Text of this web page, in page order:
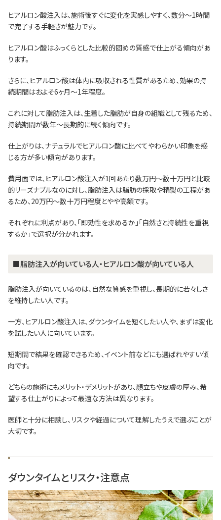
ヒアルロン酸注入は、施術後すぐに変化を実感しやすく、数分〜1時間
で完了する手軽さが魅力です。
ヒアルロン酸はふっくらとした比較的固めの質感で仕上がる傾向があ
ります。
さらに、ヒアルロン酸は体内に吸収される性質があるため、効果の持
続期間はおよそ6ヶ月〜1年程度。
これに対して脂肪注入は、生着した脂肪が自身の組織として残るため、
持続期間が数年〜長期的に続く傾向です。
仕上がりは、ナチュラルでヒアルロン酸に比べてやわらかい印象を感
じる方が多い傾向があります。
費用面では、ヒアルロン酸注入が1回あたり数万円〜数十万円と比較
的リーズナブルなのに対し、脂肪注入は脂肪の採取や精製の工程があ
るため、20万円〜数十万円程度とやや高額です。
それぞれに利点があり、「即効性を求めるか」「自然さと持続性を重視
するか」で選択が分かれます。
■脂肪注入が向いている人・ヒアルロン酸が向いている人
脂肪注入が向いているのは、自然な質感を重視し、長期的に若々しさ
を維持したい人です。
一方、ヒアルロン酸注入は、ダウンタイムを短くしたい人や、まずは変化
を試したい人に向いています。
短期間で結果を確認できるため、イベント前などにも選ばれやすい傾
向です。
どちらの施術にもメリット・デメリットがあり、顔立ちや皮膚の厚み、希
望する仕上がりによって最適な方法は異なります。
医師と十分に相談し、リスクや経過について理解したうえで選ぶことが
大切です。
ダウンタイムとリスク・注意点